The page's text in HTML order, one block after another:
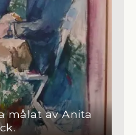
målat av Anita